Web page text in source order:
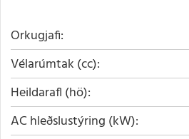
Orkugjafi
Vélarúmtak (cc)
Heildarafl (hö)
AC hleðslustýring (kW)